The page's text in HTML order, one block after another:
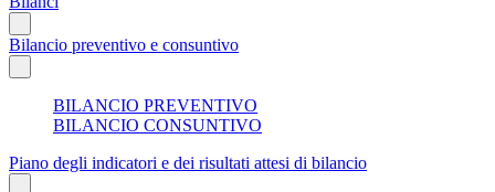
Bilancio preventivo e consuntivo
BILANCIO PREVENTIVO
BILANCIO CONSUNTIVO
Piano degli indicatori e dei risultati attesi di bilancio